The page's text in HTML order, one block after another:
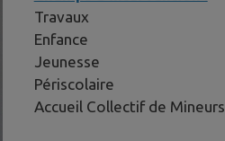
Travaux
Enfance
Jeunesse
Périscolaire
Accueil Collectif de Mineurs